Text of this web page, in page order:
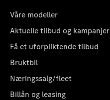
Våre modeller
Aktuelle tilbud og kampanjer
Få et uforpliktende tilbud
Bruktbil
Næringssalg/fleet
Billån og leasing